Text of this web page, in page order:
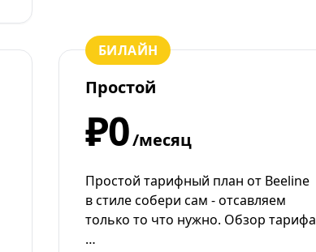
БИЛАЙН
Простой
₽0/месяц
Простой тарифный план от Beeline
в стиле собери сам - отсавляем
только то что нужно. Обзор тарифа
…